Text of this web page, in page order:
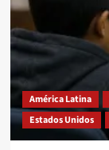
América Latina
Estados Unidos